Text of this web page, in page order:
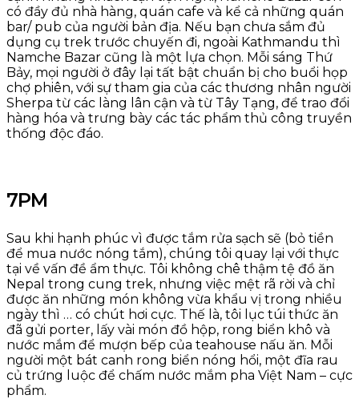
có đầy đủ nhà hàng, quán cafe và kể cả những quán
bar/ pub của người bản địa. Nếu bạn chưa sắm đủ
dụng cụ trek trước chuyến đi, ngoài Kathmandu thì
Namche Bazar cũng là một lựa chọn. Mỗi sáng Thứ
Bảy, mọi người ở đây lại tất bật chuẩn bị cho buổi họp
chợ phiên, với sự tham gia của các thương nhân người
Sherpa từ các làng lân cận và từ Tây Tạng, để trao đổi
hàng hóa và trưng bày các tác phẩm thủ công truyền
thống độc đáo.
7PM
Sau khi hạnh phúc vì được tắm rửa sạch sẽ (bỏ tiền
để mua nước nóng tắm), chúng tôi quay lại với thực
tại về vấn đề ẩm thực. Tôi không chê thậm tệ đồ ăn
Nepal trong cung trek, nhưng việc mệt rã rời và chỉ
được ăn những món không vừa khẩu vị trong nhiều
ngày thì … có chút hơi cực. Thế là, tôi lục túi thức ăn
đã gửi porter, lấy vài món đồ hộp, rong biển khô và
nước mắm để mượn bếp của teahouse nấu ăn. Mỗi
người một bát canh rong biển nóng hổi, một đĩa rau
củ trứng luộc để chấm nước mắm pha Việt Nam – cực
phẩm.